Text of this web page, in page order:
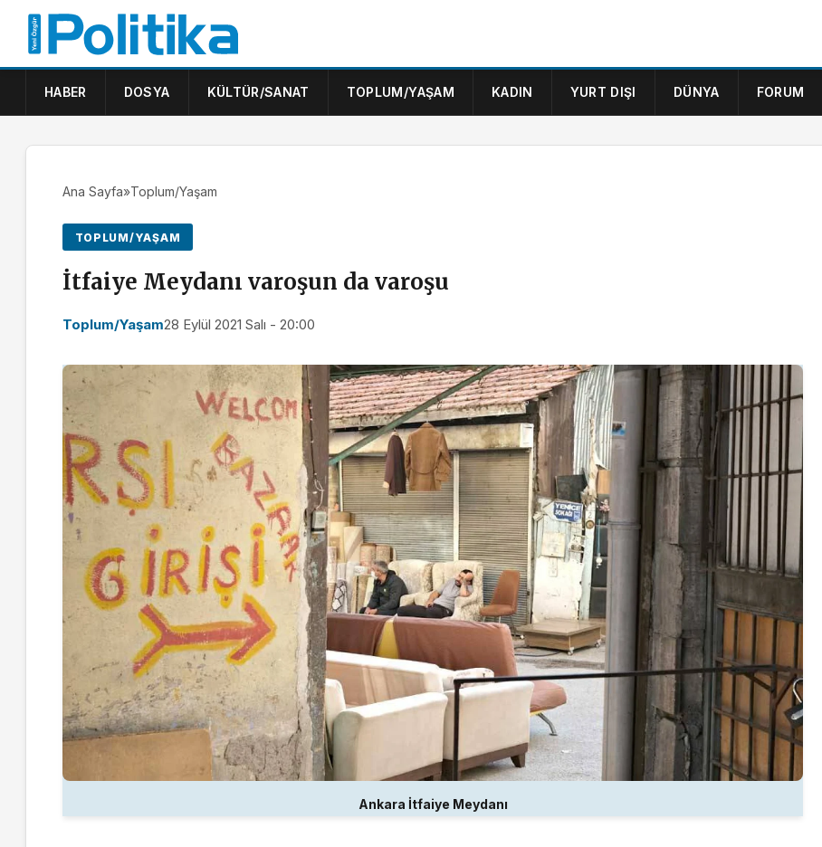
HABER DOSYA KÜLTÜR/SANAT TOPLUM/YAŞAM KADIN YURT DIŞI DÜNYA FORUM
Ana Sayfa»Toplum/Yaşam
TOPLUM/YAŞAM
İtfaiye Meydanı varoşun da varoşu
Toplum/Yaşam28 Eylül 2021 Salı - 20:00
Ankara İtfaiye Meydanı